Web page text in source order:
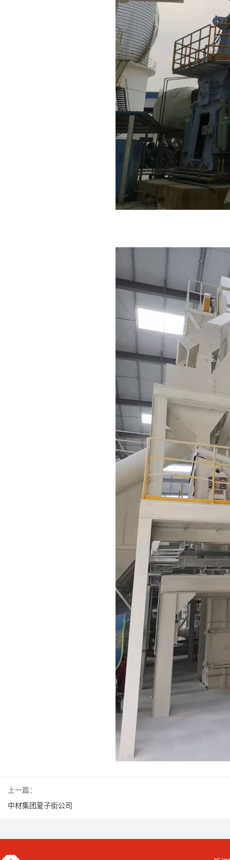
上一篇：
中材集团夏子街公司